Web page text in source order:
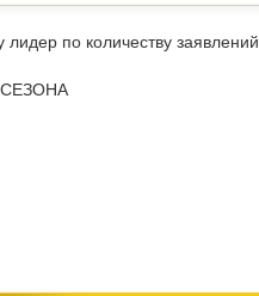
по количеству